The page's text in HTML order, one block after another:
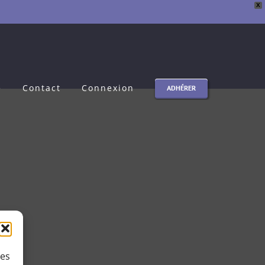
X
Contact Connexion ADHÉRER